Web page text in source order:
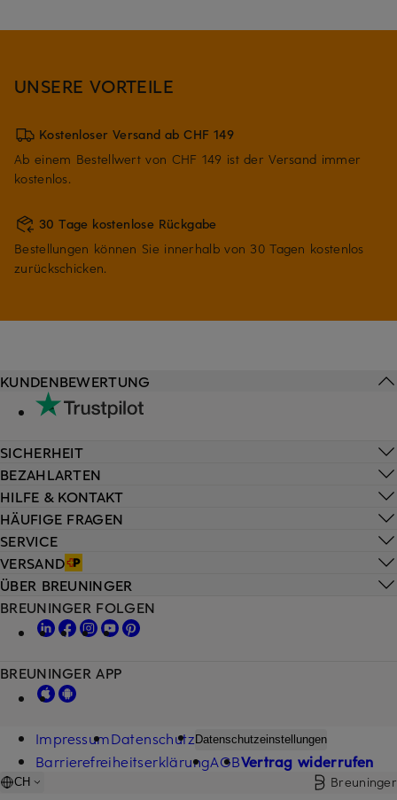
UNSERE VORTEILE
Kostenloser Versand ab CHF 149
Ab einem Bestellwert von CHF 149 ist der Versand immer
kostenlos.
30 Tage kostenlose Rückgabe
Bestellungen können Sie innerhalb von 30 Tagen kostenlos
zurückschicken.
HILFE & KONTAKT
HÄUFIGE FRAGEN
SERVICE
VERSAND
KUNDENBEWERTUNG
SICHERHEIT
BEZAHLARTEN
ÜBER BREUNINGER
BREUNINGER FOLGEN
BREUNINGER APP
ImpressumDatenschutz Datenschutzeinstellungen
BarrierefreiheitserklärungAGBVertrag widerrufen
CH Breuninger